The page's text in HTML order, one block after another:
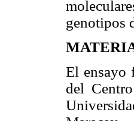
genotipos
El ensayo
del